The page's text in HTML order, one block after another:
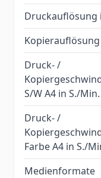
Druckauflösung
Druck- /
S/W A4 in S./Min.
Druck- /
Farbe A4 in S./
Medienformate